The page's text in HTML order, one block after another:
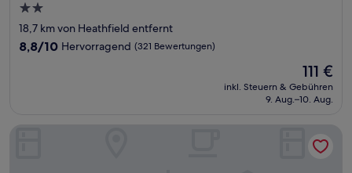
2.0-
Sterne-
Unterkunft
18,7 km von Heathfield entfernt
8.8
8,8/10 Hervorragend (321 Bewertungen)
Der
Preis
beträgt
111 €
inkl. Steuern & Gebühren
9. Aug.–10. Aug.